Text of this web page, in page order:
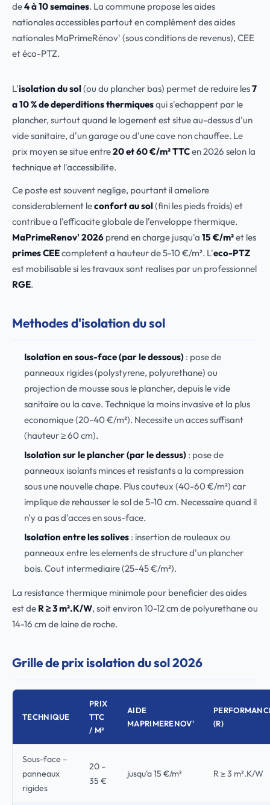
de4 à 10 semaines. La commune propose les aides
nationales accessibles partout en complément des aides
nationales MaPrimeRénov' (sous conditions de revenus), CEE
et éco-PTZ.
L'isolation du sol(ou du plancher bas) permet de reduire les7
a 10 % de deperditions thermiquesqui s'echappent par le
plancher, surtout quand le logement est situe au-dessus d'un
vide sanitaire, d'un garage ou d'une cave non chauffee. Le
prix moyen se situe entre20 et 60 €/m² TTCen 2026 selon la
technique et l'accessibilite.
Ce poste est souvent neglige, pourtant il ameliore
considerablement leconfort au sol(fini les pieds froids) et
contribue a l'efficacite globale de l'enveloppe thermique.
MaPrimeRenov' 2026 prend en charge jusqu'a 15 €/m²et les
primes CEEcompletent a hauteur de 5-10 €/m². L'eco-PTZ
est mobilisable si les travaux sont realises par un professionnel
RGE.
Methodes d'isolation du sol
Isolation en sous-face (par le dessous): pose de
panneaux rigides (polystyrene, polyurethane) ou
projection de mousse sous le plancher, depuis le vide
sanitaire ou la cave. Technique la moins invasive et la plus
economique (20-40 €/m²). Necessite un acces suffisant
(hauteur ≥ 60 cm).
Isolation sur le plancher (par le dessus): pose de
panneaux isolants minces et resistants a la compression
sous une nouvelle chape. Plus couteux (40-60 €/m²) car
implique de rehausser le sol de 5-10 cm. Necessaire quand il
n'y a pas d'acces en sous-face.
Isolation entre les solives: insertion de rouleaux ou
panneaux entre les elements de structure d'un plancher
bois. Cout intermediaire (25-45 €/m²).
La resistance thermique minimale pour beneficier des aides
est de R ≥ 3 m².K/W, soit environ 10-12 cm de polyurethane ou
14-16 cm de laine de roche.
Grille de prix isolation du sol 2026
TECHNIQUE
PRIX
TTC
/ M²
AIDE
MAPRIMERENOV'
(R)
Sous-face –
panneaux
rigides
20 –
35 €
jusqu'a 15 €/m² R ≥ 3 m².K/W